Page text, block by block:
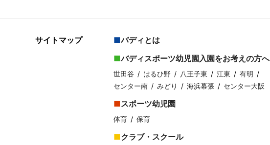
サイトマップ
バディとは
バディスポーツ幼児園入園をお考えの方へ
世田谷 はるひ野 八王子東 江東
有明
センター南
みどり 海浜幕張 センター大阪
スポーツ幼児園
体育 保育
クラブ・スクール